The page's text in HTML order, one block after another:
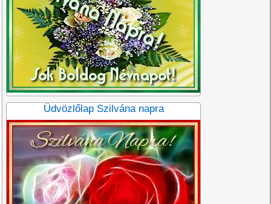
Üdvözlőlap Szilvána napra